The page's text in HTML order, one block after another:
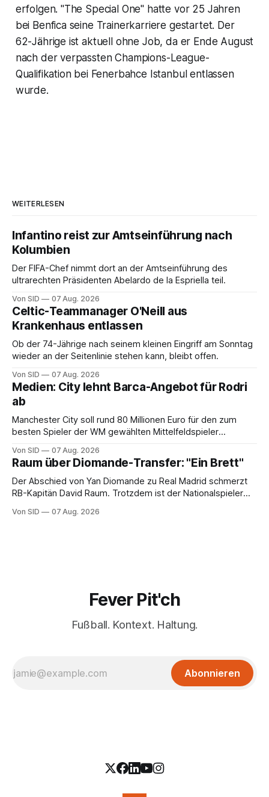
erfolgen. "The Special One" hatte vor 25 Jahren
bei Benfica seine Trainerkarriere gestartet. Der
62-Jährige ist aktuell ohne Job, da er Ende August
nach der verpassten Champions-League-
Qualifikation bei Fenerbahce Istanbul entlassen
wurde.
WEITERLESEN
Infantino reist zur Amtseinführung nach
Kolumbien
Der FIFA-Chef nimmt dort an der Amtseinführung des
ultrarechten Präsidenten Abelardo de la Espriella teil.
Von SID 07 Aug. 2026
Celtic-Teammanager O'Neill aus
Krankenhaus entlassen
Ob der 74-Jährige nach seinem kleinen Eingriff am Sonntag
wieder an der Seitenlinie stehen kann, bleibt offen.
Von SID 07 Aug. 2026
Medien: City lehnt Barca-Angebot für Rodri
ab
Manchester City soll rund 80 Millionen Euro für den zum
besten Spieler der WM gewählten Mittelfeldspieler
Von SID 07 Aug. 2026
Raum über Diomande-Transfer: "Ein Brett"
Der Abschied von Yan Diomande zu Real Madrid schmerzt
RB-Kapitän David Raum. Trotzdem ist der Nationalspieler
Von SID 07 Aug. 2026
Fever Pit'ch
Fußball. Kontext. Haltung.
Abonnieren